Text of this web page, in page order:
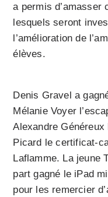
a permis d’amasser
lesquels seront
l’amélioration de
élèves.
Denis Gravel a
Mélanie Voyer
Alexandre
Picard le certificat-
Laflamme. La jeune
part gagné le iPad
pour les remercier